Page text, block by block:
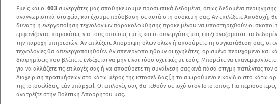
Εμείς και οι 603 συνεργάτες μας αποθηκεύουμε προσωπικά δεδομένα, όπως δεδομένα
αναγνωριστικά στοιχεία, και έχουμε πρόσβαση σε αυτά στη συσκευή σας. Αν επιλέξετε Αποδοχή,
δυνατή η ενεργοποίηση τεχνολογιών παρακολούθησης προκειμένου να υποστηριχθούν οι σκοποί
εμφανίζονται παρακάτω, για τους οποίους εμείς και οι συνεργάτες μας επεξεργαζόμαστε τα
την παροχή υπηρεσιών. Αν επιλέξετε Απόρριψη όλων όλων ή αποσύρετε τη συγκατάθεσή σας, οι
τεχνολογίες θα απενεργοποιηθούν. Αν απενεργοποιηθούν οι ιχνηλάτες, ορισμένο περιεχόμενο και
διαφημίσεις που βλέπετε ενδέχεται να μην είναι τόσο σχετικές με εσάς. Μπορείτε να
για να αλλάξετε τις επιλογές σας ή να αποσύρετε τη συναίνεσή σας ανά πάσα στιγμή πατώντας τον
Διαχείριση προτιμήσεων στο κάτω μέρος της ιστοσελίδας [ή το αιωρούμενο εικονίδιο στο κάτω
της ιστοσελίδας, εάν υπάρχει]. Οι επιλογές σας θα τεθούν σε ισχύ στον Ιστότοπος. Για
ανατρέξτε στην Πολιτική Απορρήτου μας.